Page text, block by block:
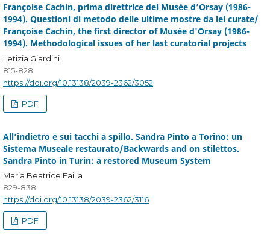
Françoise Cachin, prima direttrice del Musée d’Orsay (1986-
1994). Questioni di metodo delle ultime mostre da lei curate/
Françoise Cachin, the first director of Musée d'Orsay (1986-
1994). Methodological issues of her last curatorial projects
Letizia Giardini
815-828
https://doi.org/10.13138/2039-2362/3052
PDF
All’indietro e sui tacchi a spillo. Sandra Pinto a Torino: un
Sistema Museale restaurato/Backwards and on stilettos.
Sandra Pinto in Turin: a restored Museum System
Maria Beatrice Failla
829-838
https://doi.org/10.13138/2039-2362/3116
PDF